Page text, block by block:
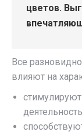
цветов.
Все
влияют на